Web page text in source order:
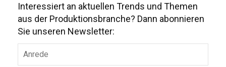
Interessiert an aktuellen Trends und Themen
aus der Produktionsbranche? Dann abonnieren
Sie unseren Newsletter: